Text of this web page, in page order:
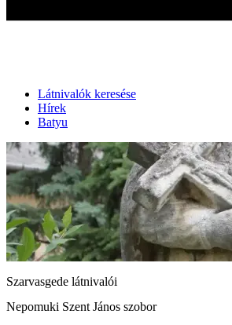
Látnivalók keresése
Hírek
Batyu
Szarvasgede látnivalói
Nepomuki Szent János szobor